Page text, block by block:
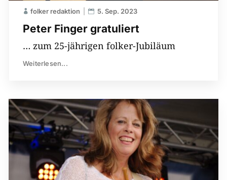
Peter Finger gratuliert
folker redaktion 5. Sep. 2023
… zum 25-jährigen folker-Jubiläum
Weiterlesen...